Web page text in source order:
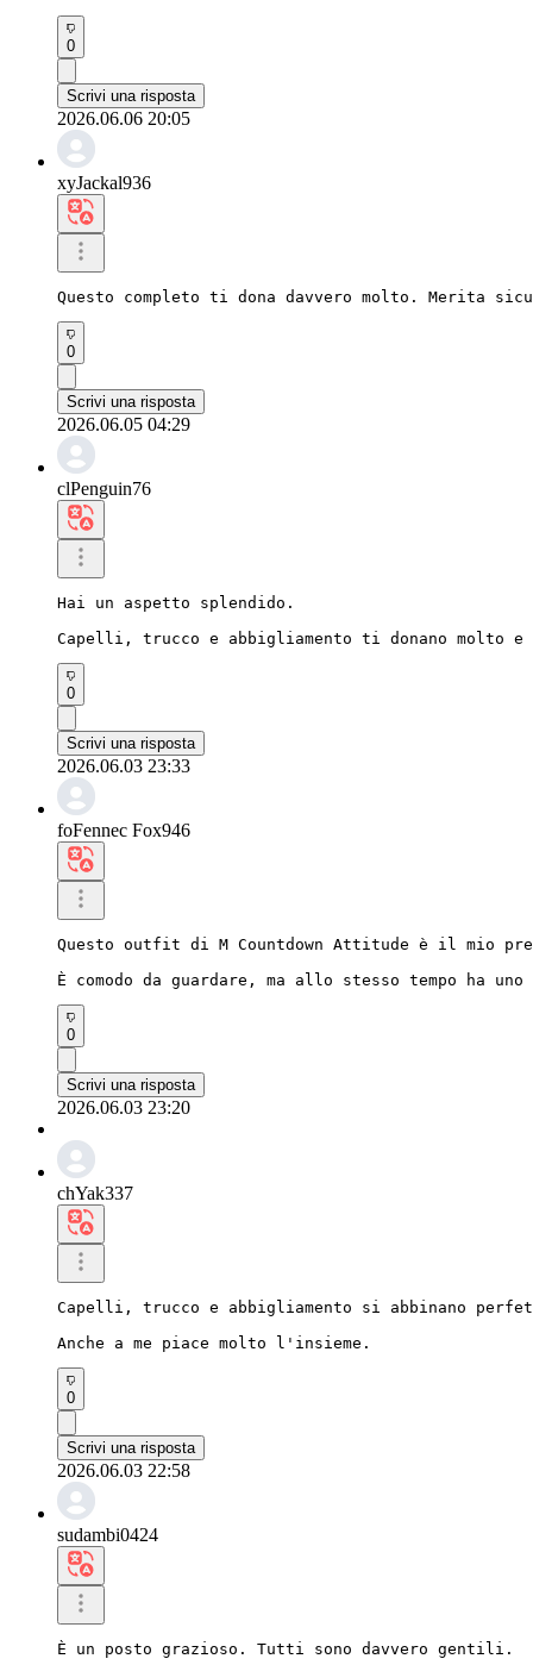
0
Scrivi una risposta
2026.06.06 20:05
xyJackal936
Questo completo ti dona davvero molto. Merita
0
Scrivi una risposta
2026.06.05 04:29
clPenguin76
Hai un aspetto splendido.
Capelli, trucco e abbigliamento ti donano molto
0
Scrivi una risposta
2026.06.03 23:33
foFennec Fox946
Questo outfit di M Countdown Attitude è il mio
È comodo da guardare, ma allo stesso tempo ha
0
Scrivi una risposta
2026.06.03 23:20
chYak337
Capelli, trucco e abbigliamento si abbinano
Anche a me piace molto l'insieme.
0
Scrivi una risposta
2026.06.03 22:58
sudambi0424
È un posto grazioso. Tutti sono davvero gentili.